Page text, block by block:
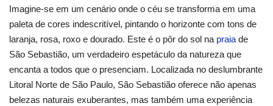
Imagine-se em um cenário onde o céu se transforma em uma
paleta de cores indescritível, pintando o horizonte com tons de
laranja, rosa, roxo e dourado. Este é o pôr do sol na praia de
São Sebastião, um verdadeiro espetáculo da natureza que
encanta a todos que o presenciam. Localizada no deslumbrante
Litoral Norte de São Paulo, São Sebastião oferece não apenas
belezas naturais exuberantes, mas também uma experiência